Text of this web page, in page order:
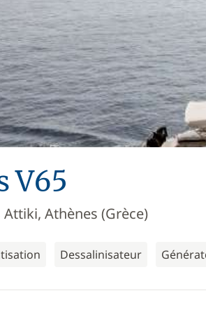
V65
Attiki, Athènes (Grèce)
Dessalinisateur